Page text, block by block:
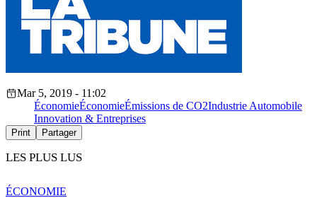
Mar 5, 2019 - 11:02
ÉconomieÉconomieÉmissions de CO2Industrie Automobile
Innovation & Entreprises
Print Partager
LES PLUS LUS
ÉCONOMIE